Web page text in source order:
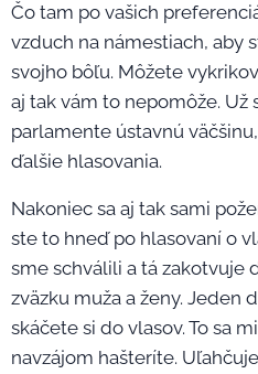
Čo tam po vašich
vzduch na námestiach, aby
svojho bôľu. Môžete
aj tak vám to nepomôže. Už
parlamente ústavnú
ďalšie hlasovania.
Nakoniec sa aj tak sami
ste to hneď po hlasovaní o
sme schválili a tá zakotvuje
zväzku muža a ženy. Jeden
skáčete si do vlasov. To sa
navzájom hašteríte.